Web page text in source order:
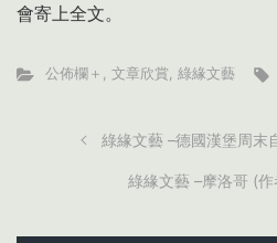
會寄上全文。
公佈欄＋ , 文章欣賞, 綠緣文藝
綠緣文藝 –德國漢堡周末
綠緣文藝 –摩洛哥 (